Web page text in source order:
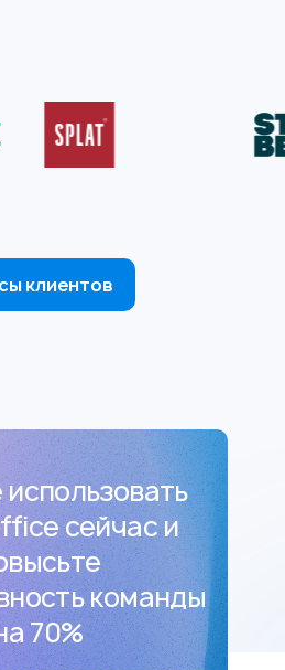
клиентов
сейчас и
команды
70%